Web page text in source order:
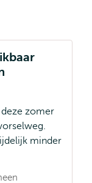
zomer
minder